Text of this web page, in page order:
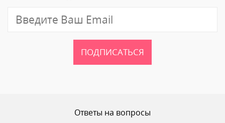
ПОДПИСАТЬСЯ
Ответы на вопросы